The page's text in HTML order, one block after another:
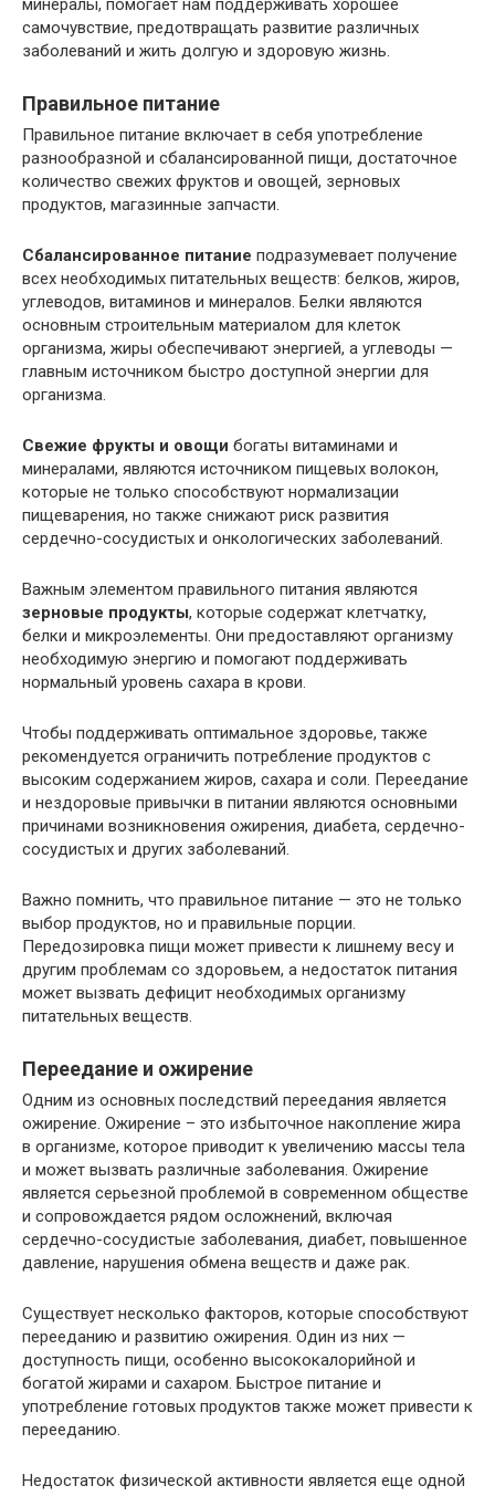
минералы, помогает нам поддерживать хорошее
самочувствие, предотвращать развитие различных
заболеваний и жить долгую и здоровую жизнь.
Правильное питание
Правильное питание включает в себя употребление
разнообразной и сбалансированной пищи, достаточное
количество свежих фруктов и овощей, зерновых
продуктов, магазинные запчасти.
Сбалансированное питание подразумевает получение
всех необходимых питательных веществ: белков, жиров,
углеводов, витаминов и минералов. Белки являются
основным строительным материалом для клеток
организма, жиры обеспечивают энергией, а углеводы —
главным источником быстро доступной энергии для
организма.
Свежие фрукты и овощи богаты витаминами и
минералами, являются источником пищевых волокон,
которые не только способствуют нормализации
пищеварения, но также снижают риск развития
сердечно-сосудистых и онкологических заболеваний.
Важным элементом правильного питания являются
зерновые продукты, которые содержат клетчатку,
белки и микроэлементы. Они предоставляют организму
необходимую энергию и помогают поддерживать
нормальный уровень сахара в крови.
Чтобы поддерживать оптимальное здоровье, также
рекомендуется ограничить потребление продуктов с
высоким содержанием жиров, сахара и соли. Переедание
и нездоровые привычки в питании являются основными
причинами возникновения ожирения, диабета, сердечно-
сосудистых и других заболеваний.
Важно помнить, что правильное питание — это не только
выбор продуктов, но и правильные порции.
Передозировка пищи может привести к лишнему весу и
другим проблемам со здоровьем, а недостаток питания
может вызвать дефицит необходимых организму
питательных веществ.
Переедание и ожирение
Одним из основных последствий переедания является
ожирение. Ожирение – это избыточное накопление жира
в организме, которое приводит к увеличению массы тела
и может вызвать различные заболевания. Ожирение
является серьезной проблемой в современном обществе
и сопровождается рядом осложнений, включая
сердечно-сосудистые заболевания, диабет, повышенное
давление, нарушения обмена веществ и даже рак.
Существует несколько факторов, которые способствуют
перееданию и развитию ожирения. Один из них —
доступность пищи, особенно высококалорийной и
богатой жирами и сахаром. Быстрое питание и
употребление готовых продуктов также может привести к
перееданию.
Недостаток физической активности является еще одной